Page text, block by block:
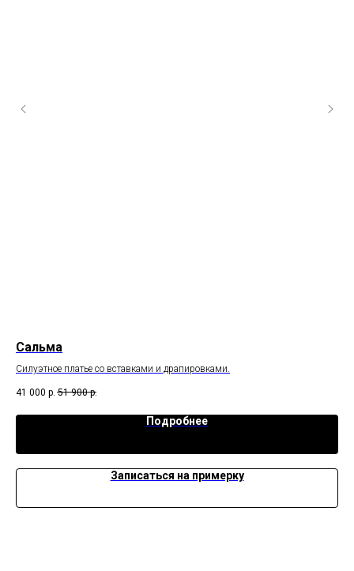
Сальма
Силуэтное платье со вставками и драпировками.
41 000 р. 51 900 р.
Подробнее
Записаться на примерку